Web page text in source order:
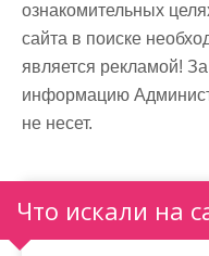
ознакомительных
сайта в поиске
является рекламой!
информацию
не несет.
Что искали на